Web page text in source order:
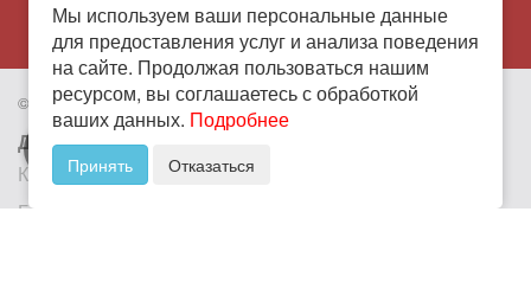
© 2005—2026. Все права защищены
ДОСТАВКА ОБЕДОВ
Комплексные обеды с доставкой
Бизнес ланч с доставкой
Мы используем ваши персональные данные
для предоставления услуг и анализа поведения
на сайте. Продолжая пользоваться нашим
ресурсом, вы соглашаетесь с обработкой
ваших данных. Подробнее
Принять Отказаться